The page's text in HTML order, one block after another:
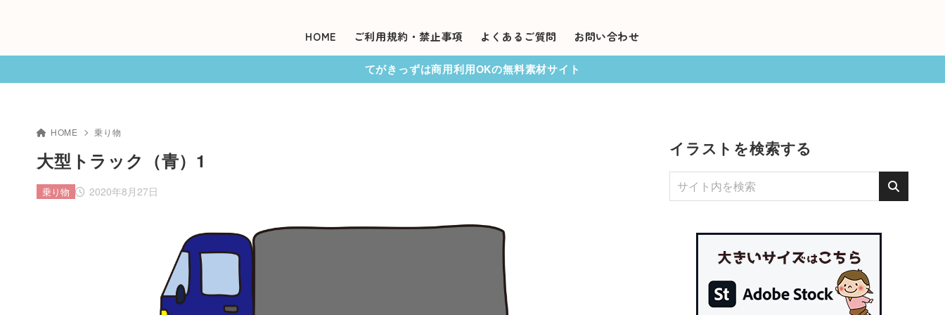
HOME ご利用規約・禁止事項 よくあるご質問 お問い合わせ
てがきっずは商用利用OKの無料素材サイト
HOME 乗り物
大型トラック（青）1
2020年8月27日
乗り物
イラストを検索する